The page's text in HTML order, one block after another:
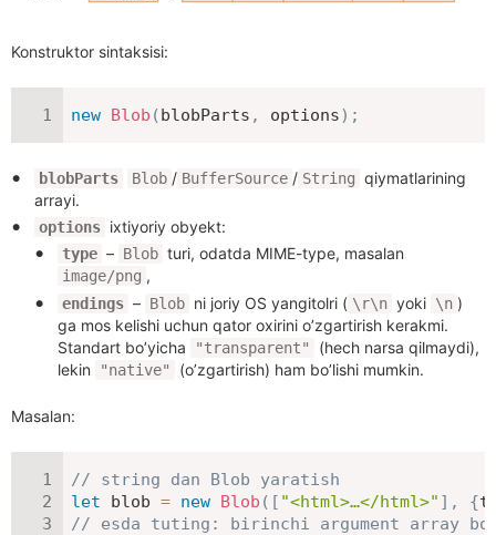
Konstruktor sintaksisi:
new Blob (blobParts , options) ;
blobParts Blob / BufferSource / String qiymatlarining
arrayi.
options ixtiyoriy obyekt:
type – Blob turi, odatda MIME-type, masalan
image/png ,
endings – Blob ni joriy OS yangitolri ( \r\n yoki \n )
ga mos kelishi uchun qator oxirini o’zgartirish kerakmi.
Standart bo’yicha
"transparent"
(hech narsa qilmaydi),
lekin
"native" (o’zgartirish) ham bo’lishi mumkin.
Masalan:
// string dan Blob yaratish
let blob = new Blob ( [ "<html>…</html>" ] , {
// esda tuting: birinchi argument array